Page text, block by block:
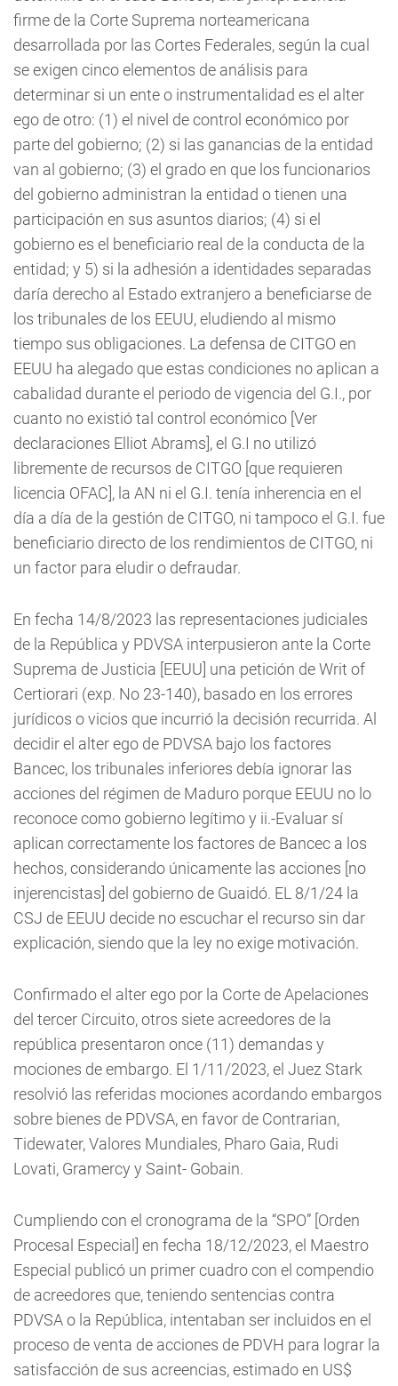
firme de la Corte Suprema norteamericana
desarrollada por las Cortes Federales, según la cual
se exigen cinco elementos de análisis para
determinar si un ente o instrumentalidad es el alter
ego de otro: (1) el nivel de control económico por
parte del gobierno; (2) si las ganancias de la entidad
van al gobierno; (3) el grado en que los funcionarios
del gobierno administran la entidad o tienen una
participación en sus asuntos diarios; (4) si el
gobierno es el beneficiario real de la conducta de la
entidad; y 5) si la adhesión a identidades separadas
daría derecho al Estado extranjero a beneficiarse de
los tribunales de los EEUU, eludiendo al mismo
tiempo sus obligaciones. La defensa de CITGO en
EEUU ha alegado que estas condiciones no aplican a
cabalidad durante el periodo de vigencia del G.I., por
cuanto no existió tal control económico [Ver
declaraciones Elliot Abrams], el G.I no utilizó
libremente de recursos de CITGO [que requieren
licencia OFAC], la AN ni el G.I. tenía inherencia en el
día a día de la gestión de CITGO, ni tampoco el G.I. fue
beneficiario directo de los rendimientos de CITGO, ni
un factor para eludir o defraudar.
En fecha 14/8/2023 las representaciones judiciales
de la República y PDVSA interpusieron ante la Corte
Suprema de Justicia [EEUU] una petición de Writ of
Certiorari (exp. No 23-140), basado en los errores
jurídicos o vicios que incurrió la decisión recurrida. Al
decidir el alter ego de PDVSA bajo los factores
Bancec, los tribunales inferiores debía ignorar las
acciones del régimen de Maduro porque EEUU no lo
reconoce como gobierno legítimo y ii.-Evaluar sí
aplican correctamente los factores de Bancec a los
hechos, considerando únicamente las acciones [no
injerencistas] del gobierno de Guaidó. EL 8/1/24 la
CSJ de EEUU decide no escuchar el recurso sin dar
explicación, siendo que la ley no exige motivación.
Confirmado el alter ego por la Corte de Apelaciones
del tercer Circuito, otros siete acreedores de la
república presentaron once (11) demandas y
mociones de embargo. El 1/11/2023, el Juez Stark
resolvió las referidas mociones acordando embargos
sobre bienes de PDVSA, en favor de Contrarian,
Tidewater, Valores Mundiales, Pharo Gaia, Rudi
Lovati, Gramercy y Saint- Gobain.
Cumpliendo con el cronograma de la “SPO” [Orden
Procesal Especial] en fecha 18/12/2023, el Maestro
Especial publicó un primer cuadro con el compendio
de acreedores que, teniendo sentencias contra
PDVSA o la República, intentaban ser incluidos en el
proceso de venta de acciones de PDVH para lograr la
satisfacción de sus acreencias, estimado en US$